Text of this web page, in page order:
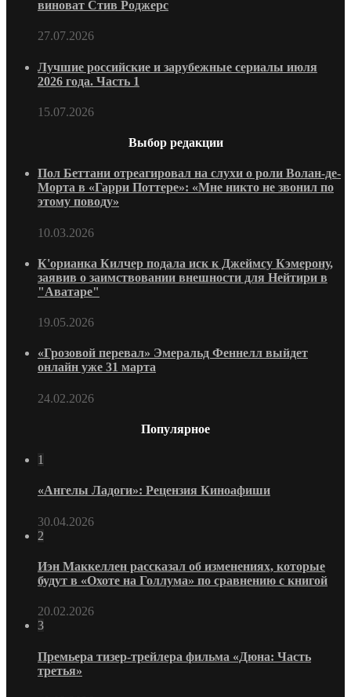
виноват Стив Роджерс
27.07.2026
Лучшие российские и зарубежные сериалы июля
2026 года. Часть 1
15.07.2026
Выбор редакции
Пол Беттани отреагировал на слухи о роли Волан-де-
Морта в «Гарри Поттере»: «Мне никто не звонил по
этому поводу»
10.03.2026
К'орианка Килчер подала иск к Джеймсу Кэмерону,
заявив о заимствовании внешности для Нейтири в
"Аватаре"
19.05.2026
«Грозовой перевал» Эмеральд Феннелл выйдет
онлайн уже 31 марта
24.02.2026
Популярное
1
«Ангелы Ладоги»: Рецензия Киноафиши
30.04.2026
2
Иэн Маккеллен рассказал об изменениях, которые
будут в «Охоте на Голлума» по сравнению с книгой
20.02.2026
3
Премьера тизер-трейлера фильма «Дюна: Часть
третья»